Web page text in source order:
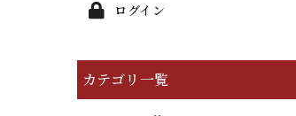
ログイン
カテゴリ一覧